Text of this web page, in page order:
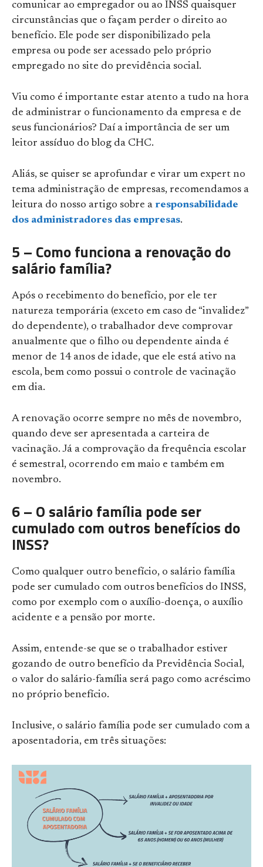
comunicar ao empregador ou ao INSS quaisquer
circunstâncias que o façam perder o direito ao
benefício. Ele pode ser disponibilizado pela
empresa ou pode ser acessado pelo próprio
empregado no site do previdência social.
Viu como é importante estar atento a tudo na hora
de administrar o funcionamento da empresa e de
seus funcionários? Daí a importância de ser um
leitor assíduo do blog da CHC.
Aliás, se quiser se aprofundar e virar um expert no
tema administração de empresas, recomendamos a
leitura do nosso artigo sobre a responsabilidade
dos administradores das empresas.
5 – Como funciona a renovação do
salário família?
Após o recebimento do benefício, por ele ter
natureza temporária (exceto em caso de “invalidez”
do dependente), o trabalhador deve comprovar
anualmente que o filho ou dependente ainda é
menor de 14 anos de idade, que ele está ativo na
escola, bem como possui o controle de vacinação
em dia.
A renovação ocorre sempre no mês de novembro,
quando deve ser apresentada a carteira de
vacinação. Já a comprovação da frequência escolar
é semestral, ocorrendo em maio e também em
novembro.
6 – O salário família pode ser
cumulado com outros benefícios do
INSS?
Como qualquer outro benefício, o salário família
pode ser cumulado com outros benefícios do INSS,
como por exemplo com o auxílio-doença, o auxílio
acidente e a pensão por morte.
Assim, entende-se que se o trabalhador estiver
gozando de outro benefício da Previdência Social,
o valor do salário-família será pago como acréscimo
no próprio benefício.
Inclusive, o salário família pode ser cumulado com a
aposentadoria, em três situações: